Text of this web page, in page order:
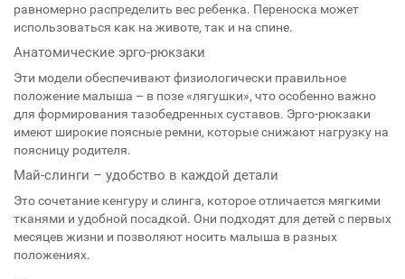
равномерно распределить вес ребенка. Переноска может
использоваться как на животе, так и на спине.
Анатомические эрго-рюкзаки
Эти модели обеспечивают физиологически правильное
положение малыша – в позе «лягушки», что особенно важно
для формирования тазобедренных суставов. Эрго-рюкзаки
имеют широкие поясные ремни, которые снижают нагрузку на
поясницу родителя.
Май-слинги – удобство в каждой детали
Это сочетание кенгуру и слинга, которое отличается мягкими
тканями и удобной посадкой. Они подходят для детей с первых
месяцев жизни и позволяют носить малыша в разных
положениях.